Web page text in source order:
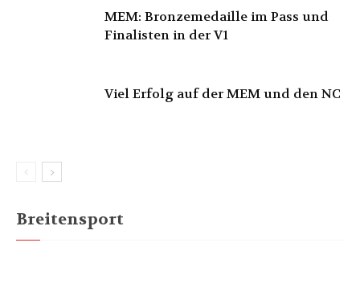
MEM: Bronzemedaille im Pass und
Finalisten in der V1
Viel Erfolg auf der MEM und den NC
Breitensport